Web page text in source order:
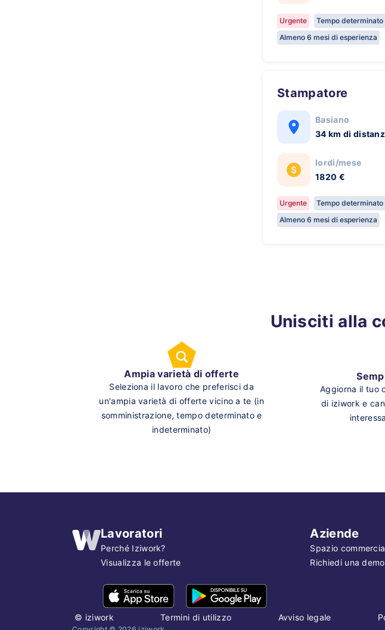
Urgente
Tempo determinato
Almeno 6 mesi di esperienza
Stampatore
Basiano
34 km di
lordi/mese
1820 €
Urgente Tempo determinato
Almeno 6 mesi di esperienza
Unisciti alla
Ampia varietà di offerte
Seleziona il lavoro che preferisci da
un'ampia varietà di offerte vicino a te (in
somministrazione, tempo determinato e
indeterminato)
Aggiorna il tuo
di iziwork e
Lavoratori
Perché Iziwork?
Visualizza le offerte
Aziende
Spazio
Richiedi una demo
© iziwork Termini di utilizzo Avviso legale